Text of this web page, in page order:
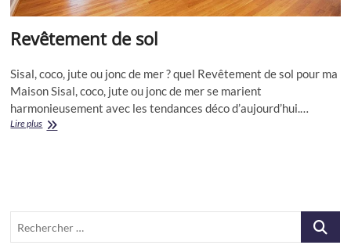
Revêtement de sol
Sisal, coco, jute ou jonc de mer ? quel Revêtement de sol pour ma
Maison Sisal, coco, jute ou jonc de mer se marient
harmonieusement avec les tendances déco d’aujourd’hui.…
Lire plusRevêtement